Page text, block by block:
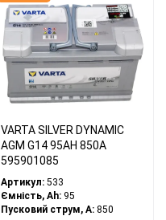
VARTA SILVER DYNAMIC
AGM G14 95AH 850A
595901085
Артикул:533
Ємність, Ah:95
Пусковий струм, A:850